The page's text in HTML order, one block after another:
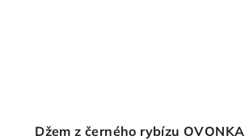
Džem z černého rybízu OVONKA